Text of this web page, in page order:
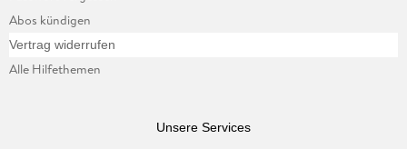
Abos kündigen
Vertrag widerrufen
Alle Hilfethemen
Unsere Services